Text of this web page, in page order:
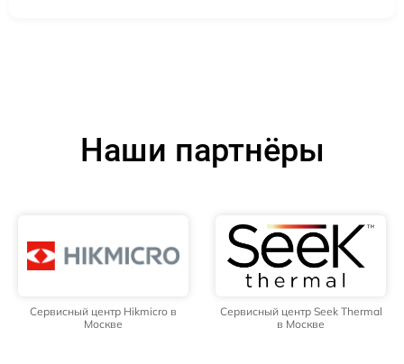
Наши партнёры
Сервисный центр Hikmicro в
Москве
Сервисный центр Seek Thermal
в Москве